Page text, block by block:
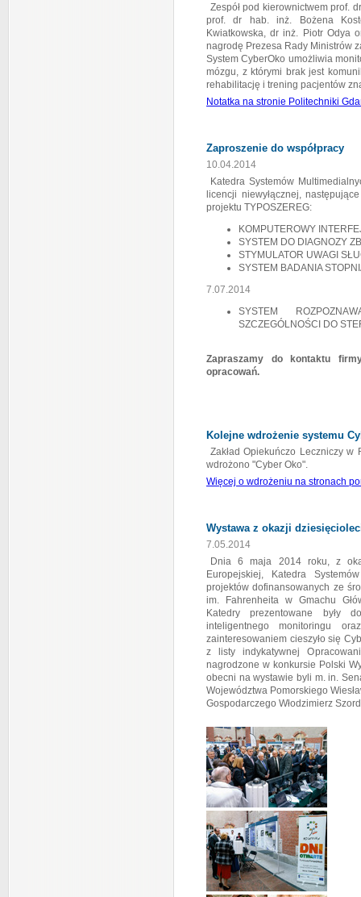
Zespół pod kierownictwem prof.
prof. dr hab. inż. Bożena
Kwiatkowska, dr inż. Piotr Odya
nagrodę Prezesa Rady Ministrów
System CyberOko umożliwia
mózgu, z którymi brak jest
rehabilitację i trening pacjentów
Notatka na stronie Politechniki
Zaproszenie do współpracy
10.04.2014
Katedra Systemów
licencji niewyłącznej,
projektu TYPOSZEREG:
KOMPUTEROWY
SYSTEM DO DIAGNOZY
STYMULATOR UWAGI
SYSTEM BADANIA
7.07.2014
SYSTEM
SZCZEGÓLNOŚCI DO
Zapraszamy do kontaktu
opracowań.
Kolejne wdrożenie systemu
Zakład Opiekuńczo Leczniczy
wdrożono "Cyber Oko".
Więcej o wdrożeniu na stronach
Wystawa z okazji
7.05.2014
Dnia 6 maja 2014 roku, z
Europejskiej, Katedra
projektów dofinansowanych ze
im. Fahrenheita w Gmachu
Katedry prezentowane były
inteligentnego monitoringu
zainteresowaniem cieszyło się
z listy indykatywnej
nagrodzone w konkursie Polski
obecni na wystawie byli m. in.
Województwa Pomorskiego
Gospodarczego Włodzimierz